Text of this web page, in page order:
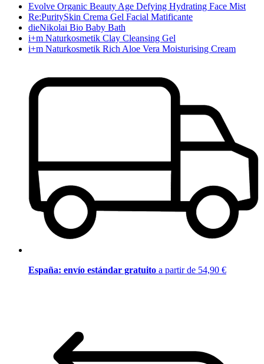
Evolve Organic Beauty Age Defying Hydrating Face Mist
Re:PuritySkin Crema Gel Facial Matificante
dieNikolai Bio Baby Bath
i+m Naturkosmetik Clay Cleansing Gel
i+m Naturkosmetik Rich Aloe Vera Moisturising Cream
España: envío estándar gratuito a partir de 54,90 €